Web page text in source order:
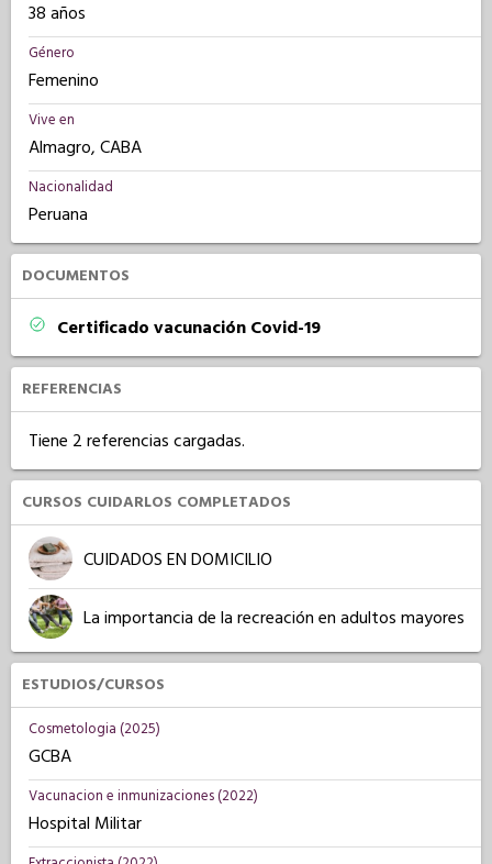
38 años
Género
Femenino
Vive en
Almagro, CABA
Nacionalidad
Peruana
DOCUMENTOS
Certificado vacunación Covid-19
REFERENCIAS
Tiene 2 referencias cargadas.
CURSOS CUIDARLOS COMPLETADOS
CUIDADOS EN DOMICILIO
La importancia de la recreación en adultos mayores
ESTUDIOS/CURSOS
Cosmetologia (2025)
GCBA
Vacunacion e inmunizaciones (2022)
Hospital Militar